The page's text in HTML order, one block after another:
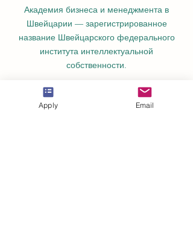
Академия бизнеса и менеджмента в
Швейцарии — зарегистрированное
название Швейцарского федерального
института интеллектуальной
собственности.
Институт космических и прикладных
технологий IOSAAT, развитие космических
Apply Email